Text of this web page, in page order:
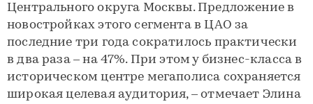
Центрального округа Москвы. Предложение в
новостройках этого сегмента в ЦАО за
последние три года сократилось практически
в два раза – на 47%. При этом у бизнес-класса в
историческом центре мегаполиса сохраняется
широкая целевая аудитория, – отмечает Элина